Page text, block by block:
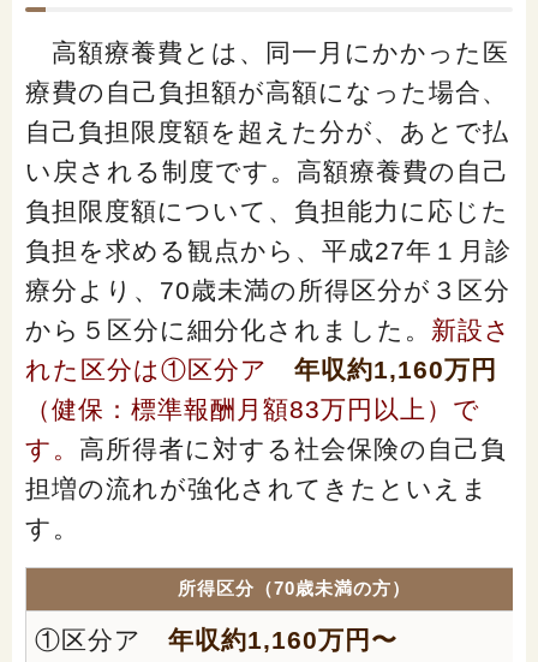
高額療養費とは、同一月にかかった医
療費の自己負担額が高額になった場合、
自己負担限度額を超えた分が、あとで払
い戻される制度です。高額療養費の自己
負担限度額について、負担能力に応じた
負担を求める観点から、平成27年１月診
療分より、70歳未満の所得区分が３区分
から５区分に細分化されました。 新設さ
れた区分は①区分ア 年収約1,160万円
（健保：標準報酬月額83万円以上）で
す。 高所得者に対する社会保険の自己負
担増の流れが強化されてきたといえま
す。
所得区分（70歳未満の方）
①区分ア年収約1,160万円〜